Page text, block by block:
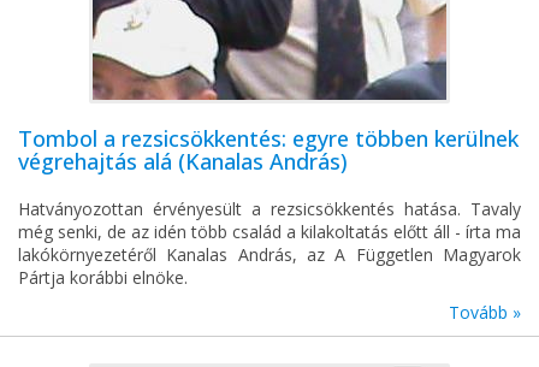
Tombol a rezsicsökkentés: egyre többen kerülnek
végrehajtás alá (Kanalas András)
Hatványozottan érvényesült a rezsicsökkentés hatása. Tavaly
még senki, de az idén több család a kilakoltatás előtt áll - írta ma
lakókörnyezetéről Kanalas András, az A Független Magyarok
Pártja korábbi elnöke.
Tovább »